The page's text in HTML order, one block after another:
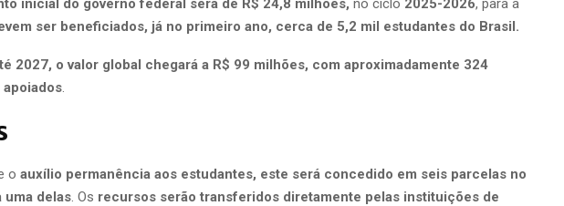
inicial do governo federal será de R$ 24,8 milhões, no ciclo 2025-2026, para a
ser beneficiados, já no primeiro ano, cerca de 5,2 mil estudantes do Brasil.
2027, o valor global chegará a R$ 99 milhões, com aproximadamente 324
.
o auxílio permanência aos estudantes, este será concedido em seis parcelas no
uma delas. Os recursos serão transferidos diretamente pelas instituições de